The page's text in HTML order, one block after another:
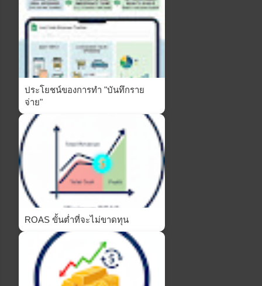
ประโยชน์ของการทำ "บันทึกราย
จ่าย"
ROAS ขั้นต่ำที่จะไม่ขาดทุน